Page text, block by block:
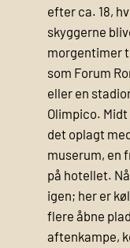
efter ca. 18,
skyggerne
morgentimer
som Forum
eller en
Olimpico. Midt
det oplagt
muserum, en
på hotellet.
igen; her er
flere åbne
aftenkampe,